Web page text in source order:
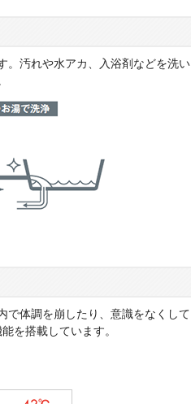
。汚れや水アカ、入浴剤などを洗い
で体調を崩したり、意識をなくして
を搭載しています。